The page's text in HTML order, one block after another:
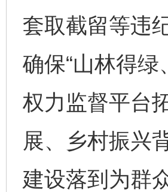
套取截留等违
确保“山林得
权力监督平台
展、乡村振兴
建设落到为群